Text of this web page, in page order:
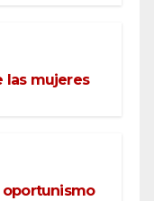
las mujeres
oportunismo